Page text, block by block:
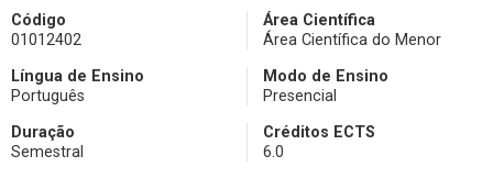
Código
01012402
Área Científica
Área Científica do Menor
Língua de Ensino
Português
Modo de Ensino
Presencial
Duração
Semestral
Créditos ECTS
6.0